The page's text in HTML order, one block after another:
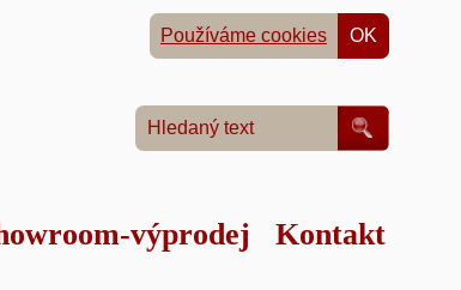
Používáme cookies OK
výprodej Kontakt